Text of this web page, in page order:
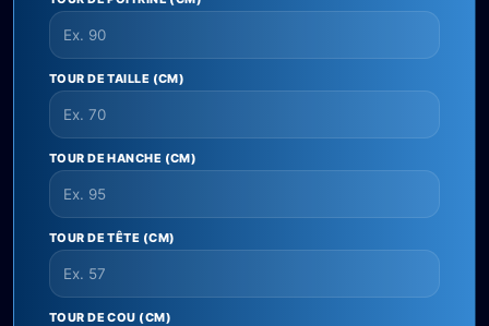
TOUR DE TAILLE (CM)
TOUR DE HANCHE (CM)
TOUR DE TÊTE (CM)
TOUR DE COU (CM)